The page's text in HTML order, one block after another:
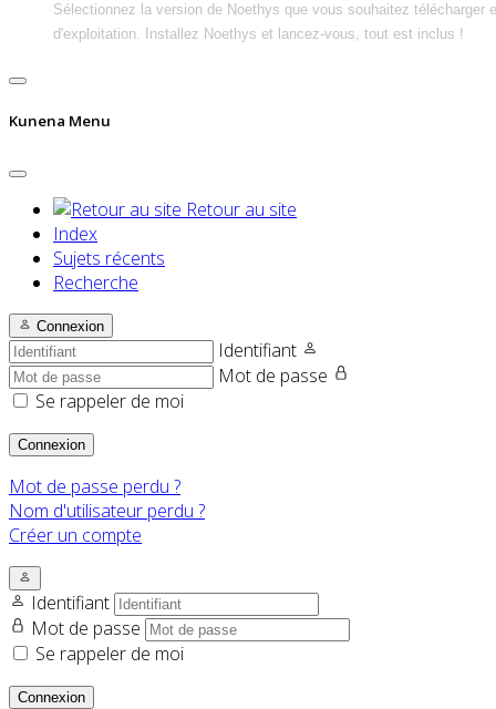
Sélectionnez la version de Noethys que vous souhaitez télécharger
d'exploitation. Installez Noethys et lancez-vous, tout est inclus !
Kunena Menu
Retour au site
Index
Sujets récents
Recherche
Connexion
Identifiant
Mot de passe
Se rappeler de moi
Connexion
Mot de passe perdu ?
Nom d'utilisateur perdu ?
Créer un compte
Identifiant
Mot de passe
Se rappeler de moi
Connexion